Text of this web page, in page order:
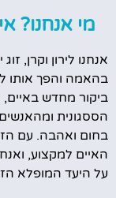
מי אנחנו?
אנחנו לירון וקרן,
בהאמה והפך אותו
ביקור מחדש
הססגונית
בחום ואהבה. עם
האיים למקצוע,
על היעד המופלא